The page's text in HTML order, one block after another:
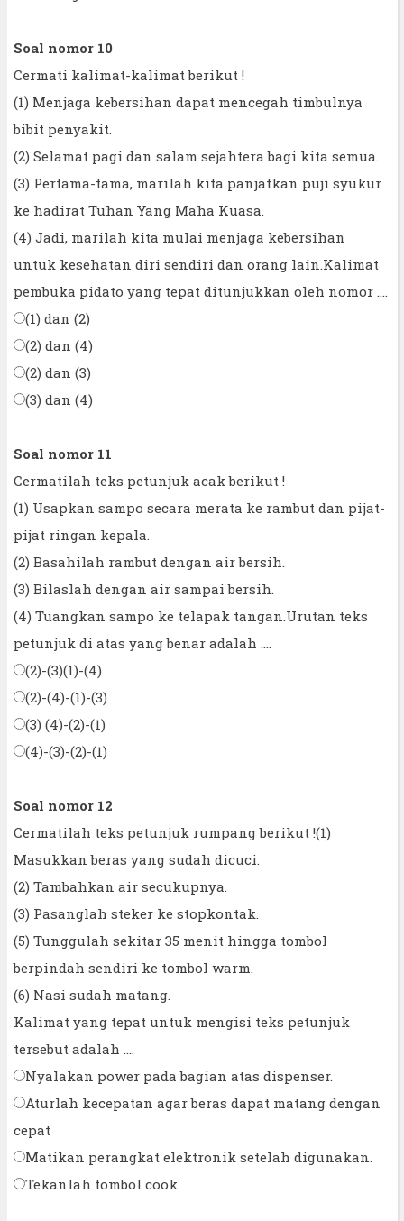
Soal nomor 10
Cermati kalimat-kalimat berikut !
(1) Menjaga kebersihan dapat mencegah timbulnya
bibit penyakit.
(2) Selamat pagi dan salam sejahtera bagi kita semua.
(3) Pertama-tama, marilah kita panjatkan puji syukur
ke hadirat Tuhan Yang Maha Kuasa.
(4) Jadi, marilah kita mulai menjaga kebersihan
untuk kesehatan diri sendiri dan orang lain.Kalimat
pembuka pidato yang tepat ditunjukkan oleh nomor ....
(1) dan (2)
(2) dan (4)
(2) dan (3)
(3) dan (4)
Soal nomor 11
Cermatilah teks petunjuk acak berikut !
(1) Usapkan sampo secara merata ke rambut dan pijat-
pijat ringan kepala.
(2) Basahilah rambut dengan air bersih.
(3) Bilaslah dengan air sampai bersih.
(4) Tuangkan sampo ke telapak tangan.Urutan teks
petunjuk di atas yang benar adalah ....
(2)-(3)(1)-(4)
(2)-(4)-(1)-(3)
(3) (4)-(2)-(1)
(4)-(3)-(2)-(1)
Soal nomor 12
Cermatilah teks petunjuk rumpang berikut !(1)
Masukkan beras yang sudah dicuci.
(2) Tambahkan air secukupnya.
(3) Pasanglah steker ke stopkontak.
(5) Tunggulah sekitar 35 menit hingga tombol
berpindah sendiri ke tombol warm.
(6) Nasi sudah matang.
Kalimat yang tepat untuk mengisi teks petunjuk
tersebut adalah ....
Nyalakan power pada bagian atas dispenser.
Aturlah kecepatan agar beras dapat matang dengan
cepat
Matikan perangkat elektronik setelah digunakan.
Tekanlah tombol cook.